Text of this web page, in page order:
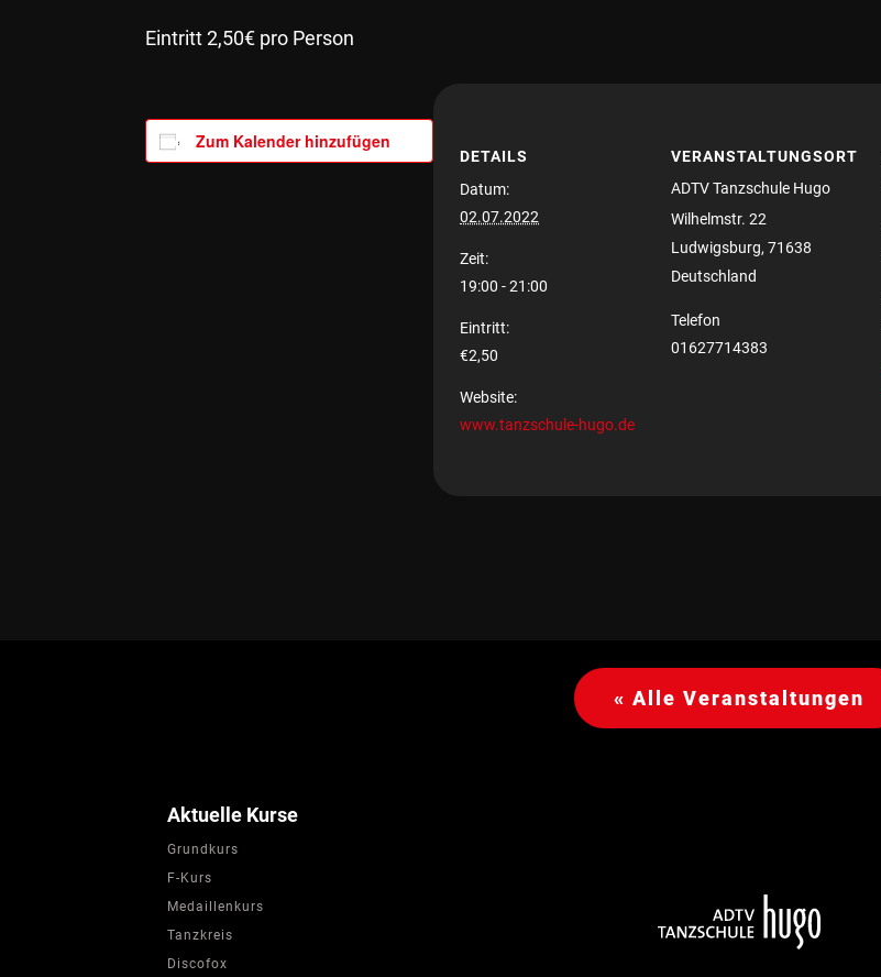
Eintritt 2,50€ pro Person
Zum Kalender hinzufügen
DETAILS
Datum:
02.07.2022
Zeit:
19:00 - 21:00
Eintritt:
€2,50
Website:
www.tanzschule-hugo.de
VERANSTALTUNGSORT
ADTV Tanzschule Hugo
Wilhelmstr. 22
Ludwigsburg, 71638
Deutschland
Telefon
01627714383
« Alle Veranstaltungen
Aktuelle Kurse
Grundkurs
F-Kurs
Medaillenkurs
Tanzkreis
Discofox